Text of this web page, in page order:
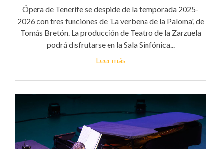
Ópera de Tenerife se despide de la temporada 2025-
2026 con tres funciones de 'La verbena de la Paloma', de
Tomás Bretón. La producción de Teatro de la Zarzuela
podrá disfrutarse en la Sala Sinfónica...
Leer más